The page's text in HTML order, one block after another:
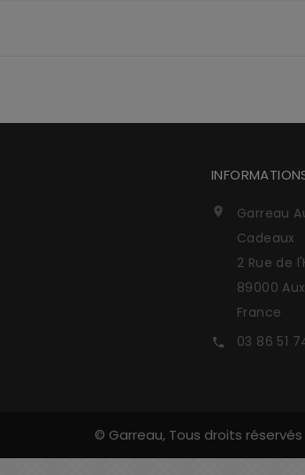

Garreau
Cadeaux
2 Rue de
89000
France
 03 86 51
© Garreau, Tous droits réservés